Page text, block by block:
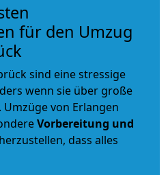
für den Umzug
sind eine stressige
wenn sie über große
von Erlangen
Vorbereitung und
dass alles